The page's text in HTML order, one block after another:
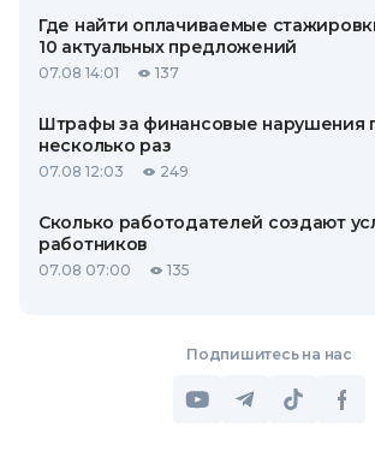
Где найти оплачиваемые
10 актуальных предложений
07.08 14:01 137
Штрафы за финансовые нарушения
несколько раз
07.08 12:03 249
Сколько работодателей создают
работников
07.08 07:00 135
Подпишитесь на нас